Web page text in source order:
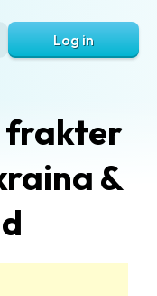
Log in
frakter
&